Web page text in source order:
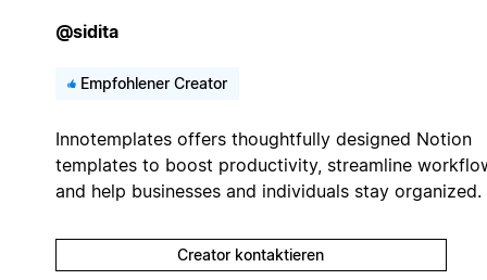
@sidita
Empfohlener Creator
Innotemplates offers thoughtfully designed Notion
templates to boost productivity, streamline
and help businesses and individuals stay organized.
Creator kontaktieren